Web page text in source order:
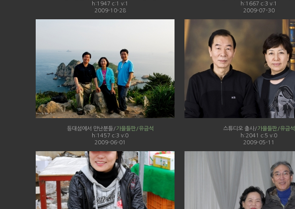
h:1947 c:1 v:1
2009-10-28
h:1667 c:3 v:1
2009-07-30
등대섬에서 만난분들/가을들판/유금석
h:1457 c:3 v:0
2009-06-01
스튜디오 출사/가을들판/유금석
h:2041 c:5 v:0
2009-05-11